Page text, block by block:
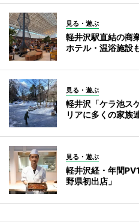
見る・遊ぶ
軽井沢駅直結の商
ホテル・温浴施設
見る・遊ぶ
軽井沢「ケラ池ス
リアに多くの家族
見る・遊ぶ
軽井沢経・年間
野県初出店」